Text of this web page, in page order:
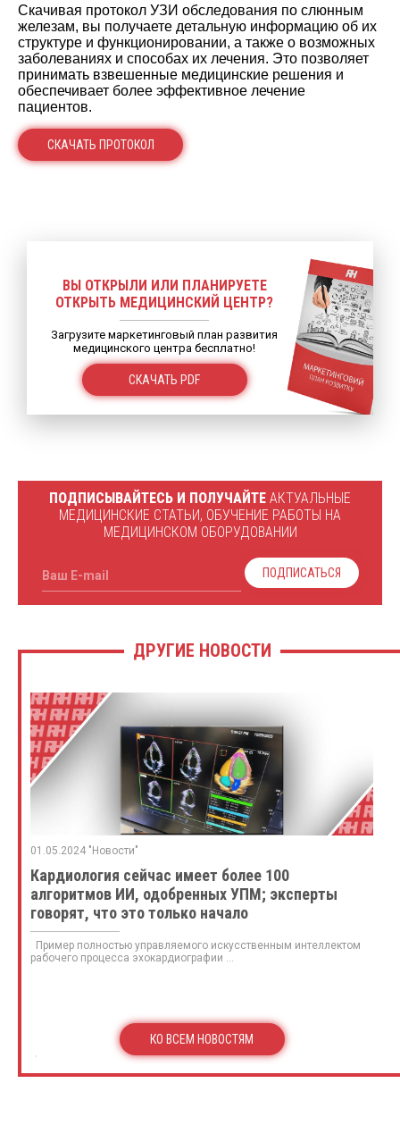
Скачивая протокол УЗИ обследования по слюнным
железам, вы получаете детальную информацию об их
структуре и функционировании, а также о возможных
заболеваниях и способах их лечения. Это позволяет
принимать взвешенные медицинские решения и
обеспечивает более эффективное лечение
пациентов.
СКАЧАТЬ ПРОТОКОЛ
ВЫ ОТКРЫЛИ ИЛИ ПЛАНИРУЕТЕ
ОТКРЫТЬ МЕДИЦИНСКИЙ ЦЕНТР?
Загрузите маркетинговый план развития
медицинского центра бесплатно!
СКАЧАТЬ PDF
ПОДПИСЫВАЙТЕСЬ И ПОЛУЧАЙТЕ АКТУАЛЬНЫЕ
МЕДИЦИНСКИЕ СТАТЬИ, ОБУЧЕНИЕ РАБОТЫ НА
МЕДИЦИНСКОМ ОБОРУДОВАНИИ
Ваш E-mail ПОДПИСАТЬСЯ
ДРУГИЕ НОВОСТИ
01.05.2024 "Новости"
Кардиология сейчас имеет более 100
алгоритмов ИИ, одобренных УПМ; эксперты
говорят, что это только начало
Пример полностью управляемого искусственным интеллектом
рабочего процесса эхокардиографии ...
КО ВСЕМ НОВОСТЯМ